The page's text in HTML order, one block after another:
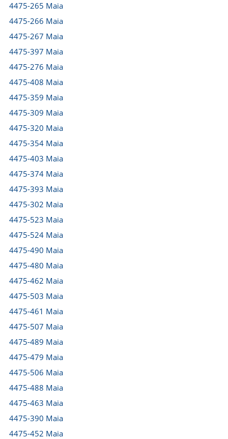
4475-265 Maia
4475-266 Maia
4475-267 Maia
4475-397 Maia
4475-276 Maia
4475-408 Maia
4475-359 Maia
4475-309 Maia
4475-320 Maia
4475-354 Maia
4475-403 Maia
4475-374 Maia
4475-393 Maia
4475-302 Maia
4475-523 Maia
4475-524 Maia
4475-490 Maia
4475-480 Maia
4475-462 Maia
4475-503 Maia
4475-461 Maia
4475-507 Maia
4475-489 Maia
4475-479 Maia
4475-506 Maia
4475-488 Maia
4475-463 Maia
4475-390 Maia
4475-452 Maia